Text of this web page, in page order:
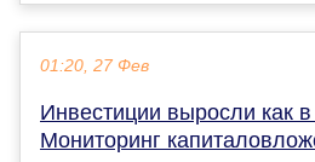
01:20, 27 Фев
Инвестиции выросли как
Мониторинг